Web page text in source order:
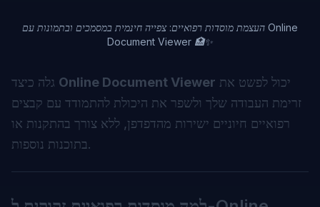
העצמת מוסדות רפואיים: צפייה חינמית במסמכים ובתמונות עם Online
Document Viewer 🏥✨
Online Document Viewer
זרימת העבודה שלך ולשפר את היכולת להתמודד עם קבצים
רפואיים חיוניים ישירות מהדפדפן, ללא צורך בהתקנות או
בתוכנות נוספות.